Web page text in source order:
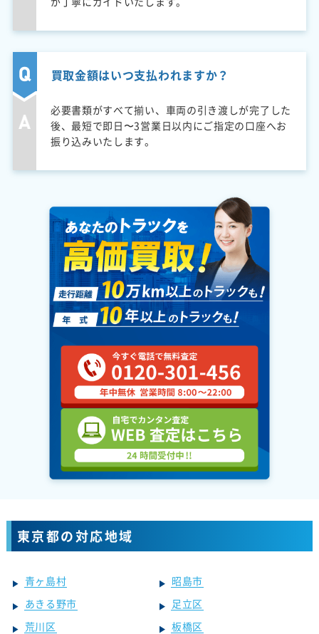
買取金額はいつ支払われますか？
必要書類がすべて揃い、車両の引き渡しが完了した
後、最短で即日〜3営業日以内にご指定の口座へお
振り込みいたします。
東京都の対応地域
青ヶ島村
昭島市
あきる野市
足立区
荒川区
板橋区